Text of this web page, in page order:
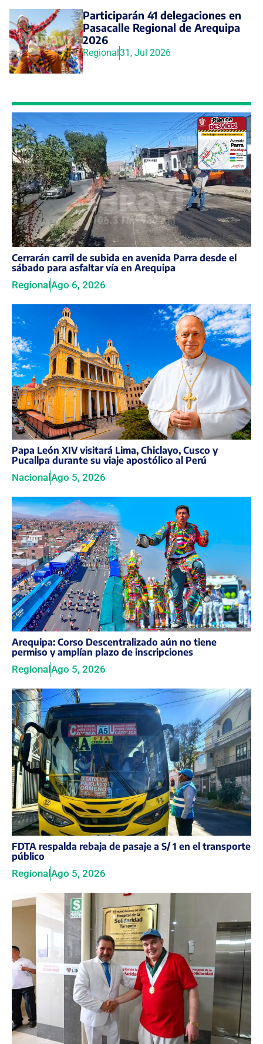
Participarán 41 delegaciones en
Pasacalle Regional de Arequipa
2026
Regional31, Jul 2026
Cerrarán carril de subida en avenida Parra desde el
sábado para asfaltar vía en Arequipa
Regional Ago 6, 2026
Papa León XIV visitará Lima, Chiclayo, Cusco y
Pucallpa durante su viaje apostólico al Perú
NacionalAgo 5, 2026
Arequipa: Corso Descentralizado aún no tiene
permiso y amplían plazo de inscripciones
Regional Ago 5, 2026
FDTA respalda rebaja de pasaje a S/ 1 en el transporte
público
RegionalAgo 5, 2026